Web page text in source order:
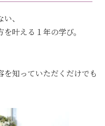
、
叶える１年の学び。
知っていただくだけでも